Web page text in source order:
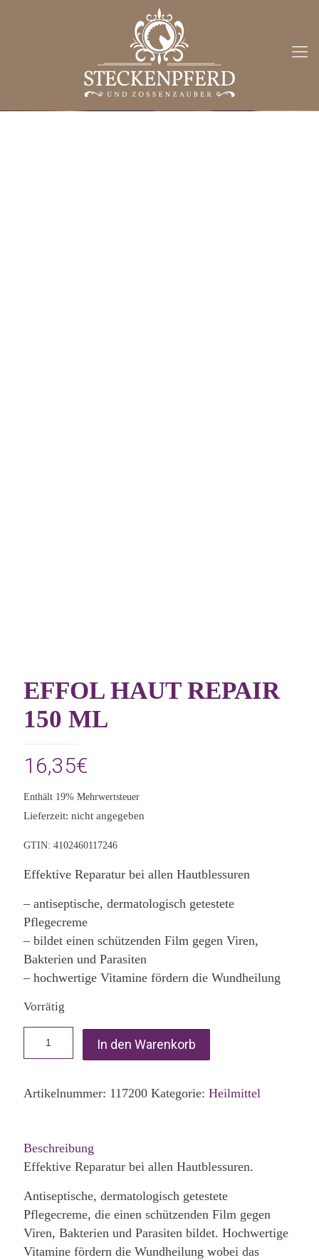
EFFOL HAUT REPAIR
150 ML
16,35€
Enthält 19% Mehrwertsteuer
Lieferzeit: nicht angegeben
GTIN: 4102460117246
Effektive Reparatur bei allen Hautblessuren
– antiseptische, dermatologisch getestete
Pflegecreme
– bildet einen schützenden Film gegen Viren,
Bakterien und Parasiten
– hochwertige Vitamine fördern die Wundheilung
Vorrätig
In den Warenkorb
Artikelnummer: 117200 Kategorie: Heilmittel
Beschreibung
Effektive Reparatur bei allen Hautblessuren.
Antiseptische, dermatologisch getestete
Pflegecreme, die einen schützenden Film gegen
Viren, Bakterien und Parasiten bildet. Hochwertige
Vitamine fördern die Wundheilung wobei das